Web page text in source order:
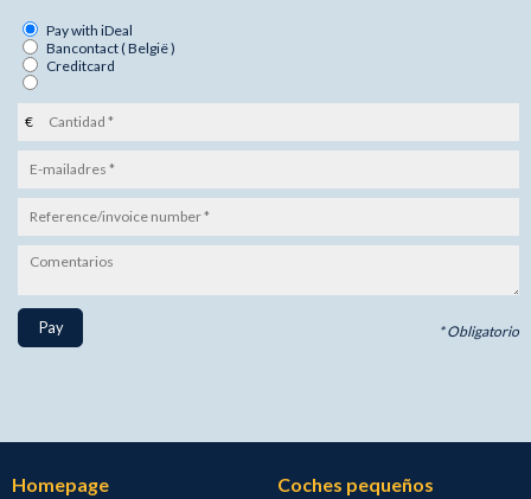
Pay with iDeal
Bancontact ( België )
Creditcard
€
Pay * Obligatorio
Homepage Coches pequeños